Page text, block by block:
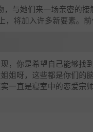
与她们来一场亲密的接
将加入许多新要素。前
，你是希望自己能够找
姐呀，这些都是你们的
一直是寝室中的恋爱宗